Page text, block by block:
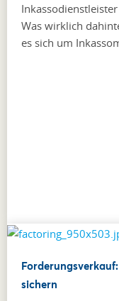
Was wirklich
es sich um
sichern